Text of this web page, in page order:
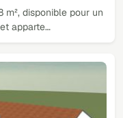
m², disponible pour un
apparte…